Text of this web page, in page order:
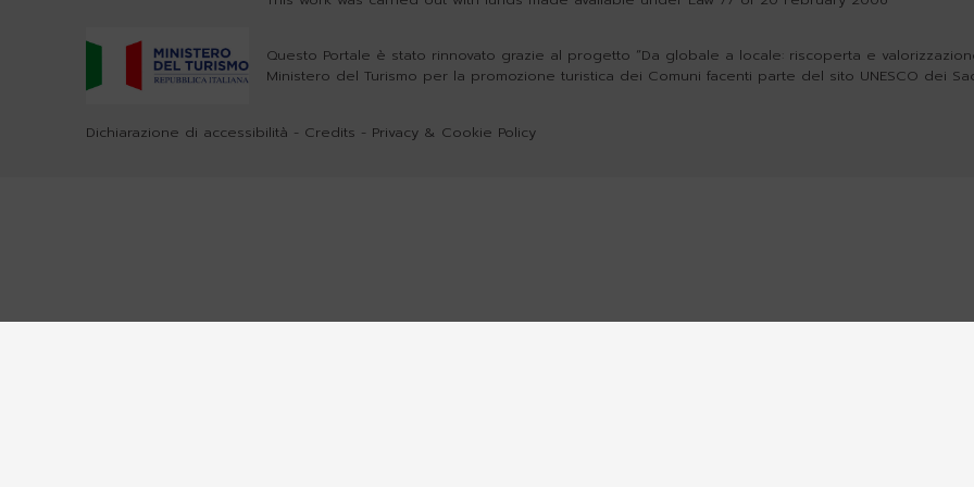
Questo Portale è stato rinnovato grazie al progetto “Da globale a locale: riscoperta e
Ministero del Turismo per la promozione turistica dei Comuni facenti parte del sito UNESCO dei
Dichiarazione di accessibilità - Credits - Privacy & Cookie Policy